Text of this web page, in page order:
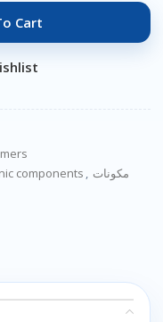
Cart
components , مكونات